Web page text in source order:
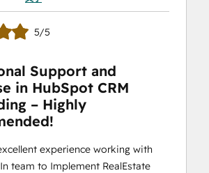
5/5
Support and
in HubSpot CRM
– Highly
experience working with
team to Implement RealEstate